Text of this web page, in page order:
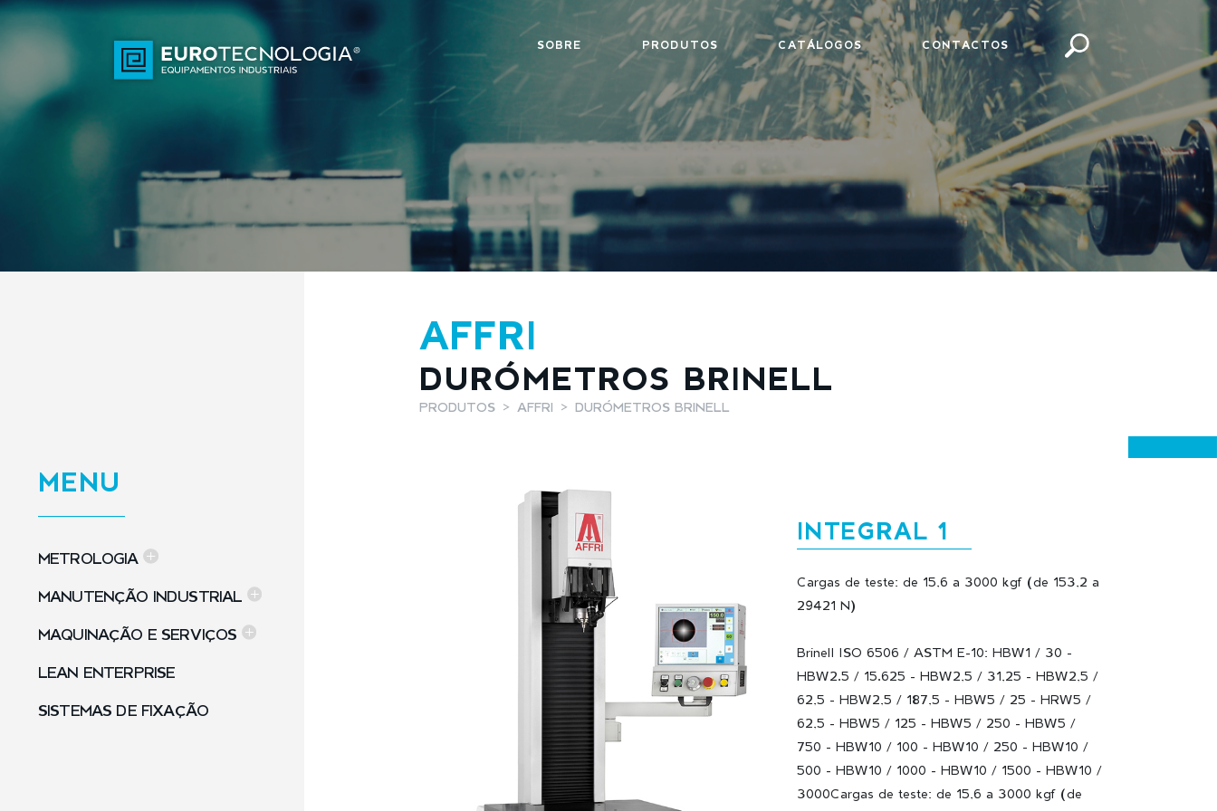
SOBRE PRODUTOS CATÁLOGOS CONTACTOS
MENU
METROLOGIA
MANUTENÇÃO INDUSTRIAL
MAQUINAÇÃO E SERVIÇOS
LEAN ENTERPRISE
SISTEMAS DE FIXAÇÃO
AFFRI
DURÓMETROS BRINELL
PRODUTOS AFFRI DURÓMETROS BRINELL
INTEGRAL 1
Cargas de teste: de 15,6 a 3000 kgf (de 153,2 a
29421 N)
Brinell ISO 6506 / ASTM E-10: HBW1 / 30 -
HBW2.5 / 15.625 - HBW2,5 / 31,25 - HBW2,5 /
62,5 - HBW2,5 / 187,5 - HBW5 / 25 - HRW5 /
62,5 - HBW5 / 125 - HBW5 / 250 - HBW5 /
750 - HBW10 / 100 - HBW10 / 250 - HBW10 /
500 - HBW10 / 1000 - HBW10 / 1500 - HBW10 /
3000Cargas de teste: de 15,6 a 3000 kgf (de